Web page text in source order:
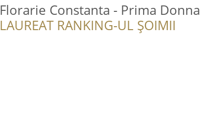
Florarie Constanta - Prima Donna
LAUREAT RANKING-UL ȘOIMII